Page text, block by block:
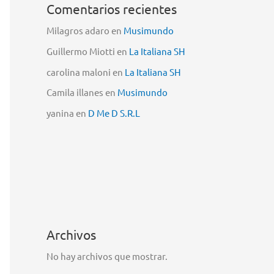
Comentarios recientes
Milagros adaro en Musimundo
Guillermo Miotti en La Italiana SH
carolina maloni en La Italiana SH
Camila illanes en Musimundo
yanina en D Me D S.R.L
Archivos
No hay archivos que mostrar.